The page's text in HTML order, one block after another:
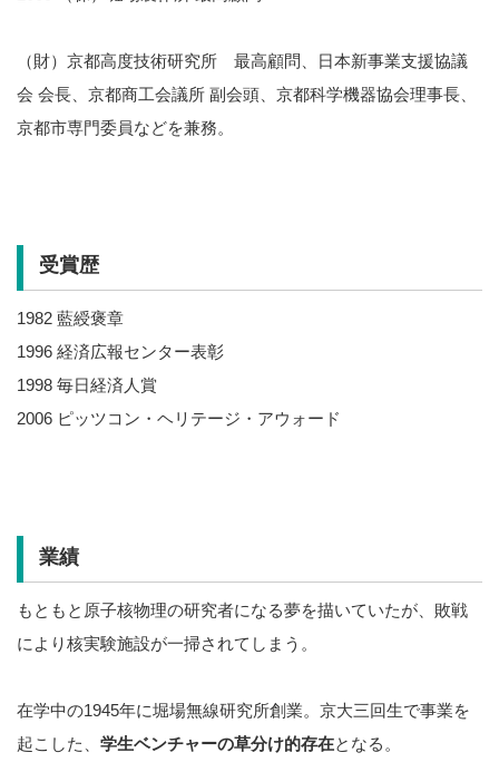
（財）京都高度技術研究所 最高顧問、日本新事業支援協議
会 会長、京都商工会議所 副会頭、京都科学機器協会理事長、
京都市専門委員などを兼務。
受賞歴
1982 藍綬褒章
1996 経済広報センター表彰
1998 毎日経済人賞
2006 ピッツコン・ヘリテージ・アウォード
業績
もともと原子核物理の研究者になる夢を描いていたが、敗戦
により核実験施設が一掃されてしまう。
在学中の1945年に堀場無線研究所創業。京大三回生で事業を
起こした、 学生ベンチャーの草分け的存在となる。